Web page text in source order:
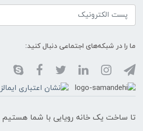
ما را در شبکه‌های اجتماعی دنبال کنید:
تا ساخت یک خانه رویایی با شما هستیم